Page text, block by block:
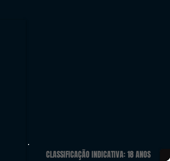
CLASSIFICAÇÃO INDICATIVA: 18 ANOS